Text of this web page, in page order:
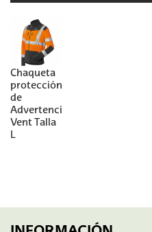
Chaqueta
protección
de
Advertencia
Vent Talla
L